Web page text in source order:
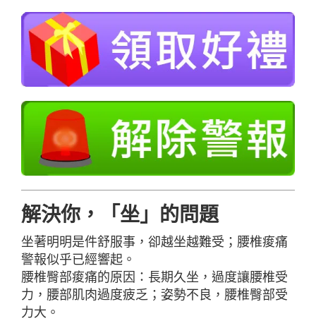
解決你，「坐」的問題
坐著明明是件舒服事，卻越坐越難受；腰椎痠痛
警報似乎已經響起。
腰椎臀部痠痛的原因：長期久坐，過度讓腰椎受
力，腰部肌肉過度疲乏；姿勢不良，腰椎臀部受
力大。